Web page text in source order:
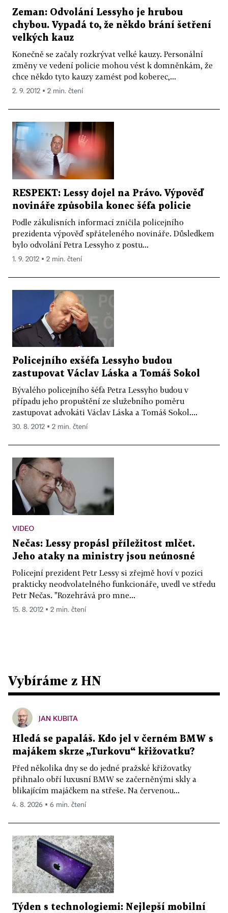
Zeman: Odvolání Lessyho je hrubou
chybou. Vypadá to, že někdo brání šetření
velkých kauz
Konečně se začaly rozkrývat velké kauzy. Personální
změny ve vedení policie mohou vést k domněnkám, že
chce někdo tyto kauzy zamést pod koberec,...
2. 9. 2012 ▪ 2 min. čtení
RESPEKT: Lessy dojel na Právo. Výpověď
novináře způsobila konec šéfa policie
Podle zákulisních informací zničila policejního
prezidenta výpověď spřáteleného novináře. Důsledkem
bylo odvolání Petra Lessyho z postu...
1. 9. 2012 ▪ 2 min. čtení
Policejního exšéfa Lessyho budou
zastupovat Václav Láska a Tomáš Sokol
Bývalého policejního šéfa Petra Lessyho budou v
případu jeho propuštění ze služebního poměru
zastupovat advokáti Václav Láska a Tomáš Sokol....
30. 8. 2012 ▪ 2 min. čtení
VIDEO
Nečas: Lessy propásl příležitost mlčet.
Jeho ataky na ministry jsou neúnosné
Policejní prezident Petr Lessy si zřejmě hoví v pozici
prakticky neodvolatelného funkcionáře, uvedl ve středu
Petr Nečas. "Rozehrává pro mne...
15. 8. 2012 ▪ 2 min. čtení
Vybíráme z HN
JAN KUBITA
Hledá se papaláš. Kdo jel v černém BMW s
majákem skrze „Turkovu“ křižovatku?
Před několika dny se do jedné pražské křižovatky
přihnalo obří luxusní BMW se začerněnými skly a
blikajícím majáčkem na střeše. Na červenou...
4. 8. 2026 ▪ 6 min. čtení
Týden s technologiemi: Nejlepší mobilní